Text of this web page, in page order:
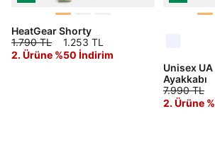
HeatGear Shorty
1.790 TL
1.253 TL
2. Ürüne %50 İndirim
Unisex
Ayakkabı
7.990 TL
2. Ürüne